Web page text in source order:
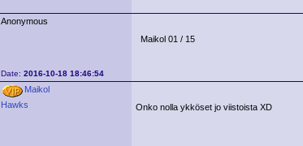
Anonymous
Date:2016-10-18 18:46:54
Maikol 01 / 15
Maikol
Hawks
Onko nolla ykköset jo viistoista XD